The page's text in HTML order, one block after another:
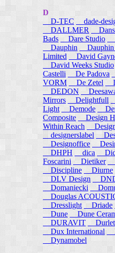
D
D-TEC
dade-
DALLMER
Bads
Dare Studio
Dauphin
Dauphin
Limited
David
David Weeks Studio
Castelli
De Padova
VORM
De Zetel
DEDON
Mirrors
Delightfull
Light
Demode
Composite
Design
Within Reach
designerslabel
Designoffice
DHPH
dica
Foscarini
Dietiker
Discipline
Diurne
DLV Design
Domaniecki
Douglas
Dresslight Driade
Dune
Dune
DURAVIT
Durlet
Dux International
Dynamobel